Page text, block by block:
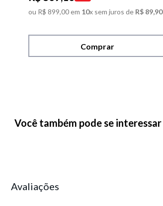
ou R$ 899,00em 10x sem juros de R$ 89,90
Comprar
Você também pode se interessar
Avaliações